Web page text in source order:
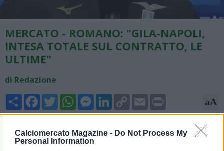
Calciomercato Magazine - Do Not Process My
Personal Information
MERCATO - ROMANO: "GILA-NAPOLI,
INTESA TOTALE SUL CONTRATTO, LE
ULTIME"
di Redazione
Share FacebookTwitterWhatsAppMessengerLinkedInCopy
Link
Email aA
Fabrizio Romano, esperto di mercato, rivela sui suoi canali